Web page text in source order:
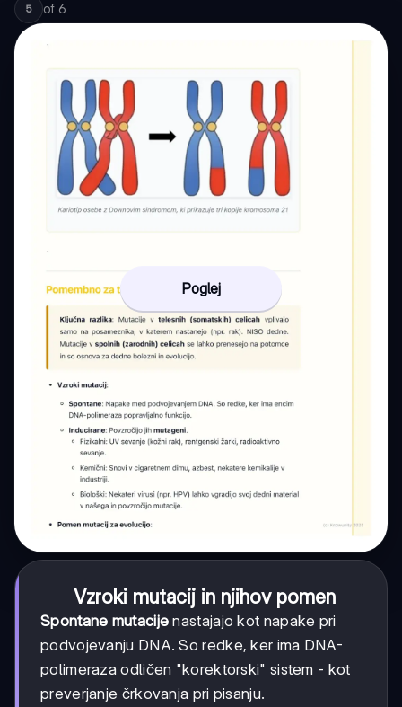
5 of 6
Poglej
Vzroki mutacij in njihov pomen
Spontane mutacije nastajajo kot napake pri
podvojevanju DNA. So redke, ker ima DNA-
polimeraza odličen "korektorski" sistem - kot
preverjanje črkovanja pri pisanju.